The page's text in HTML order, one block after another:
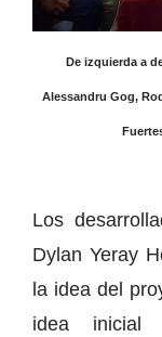
De izquierda a
Alessandru Gog,
Los
Dylan Yeray
la idea del
idea